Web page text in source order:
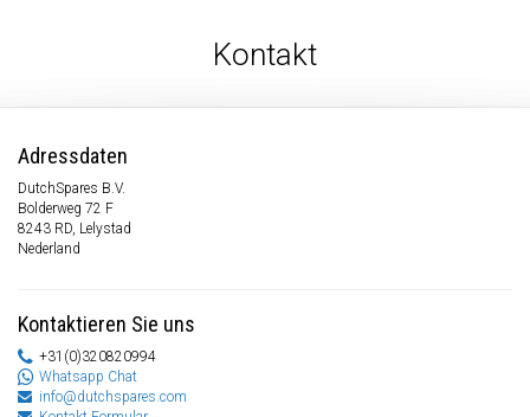
Kontakt
Adressdaten
DutchSpares B.V.
Bolderweg 72 F
8243 RD, Lelystad
Nederland
Kontaktieren Sie uns
+31(0)320820994
Whatsapp Chat
info@dutchspares.com